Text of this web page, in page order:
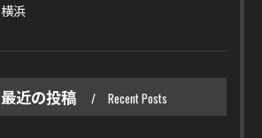
横浜
最近の投稿 Recent Posts